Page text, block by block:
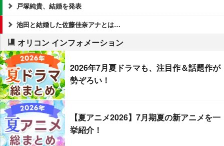
戸塚純貴、結婚を発表
池田と結婚した佐藤佳奈アナとは…
オリコン インフォメーション
2026年7月夏ドラマも、注目作＆話題作が
勢ぞろい！
【夏アニメ2026】7月期夏の新アニメを一
挙紹介！